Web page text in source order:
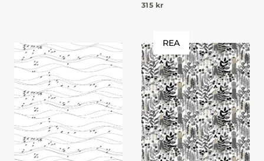
315 kr
REA